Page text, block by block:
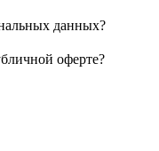
данных?
оферте?